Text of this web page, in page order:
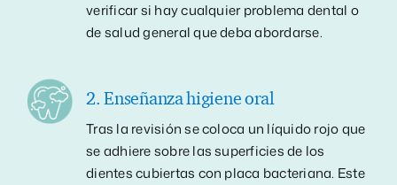
verificar si hay cualquier problema dental o
de salud general que deba abordarse.
2. Enseñanza higiene oral
Tras la revisión se coloca un líquido rojo que
se adhiere sobre las superficies de los
dientes cubiertas con placa bacteriana. Este